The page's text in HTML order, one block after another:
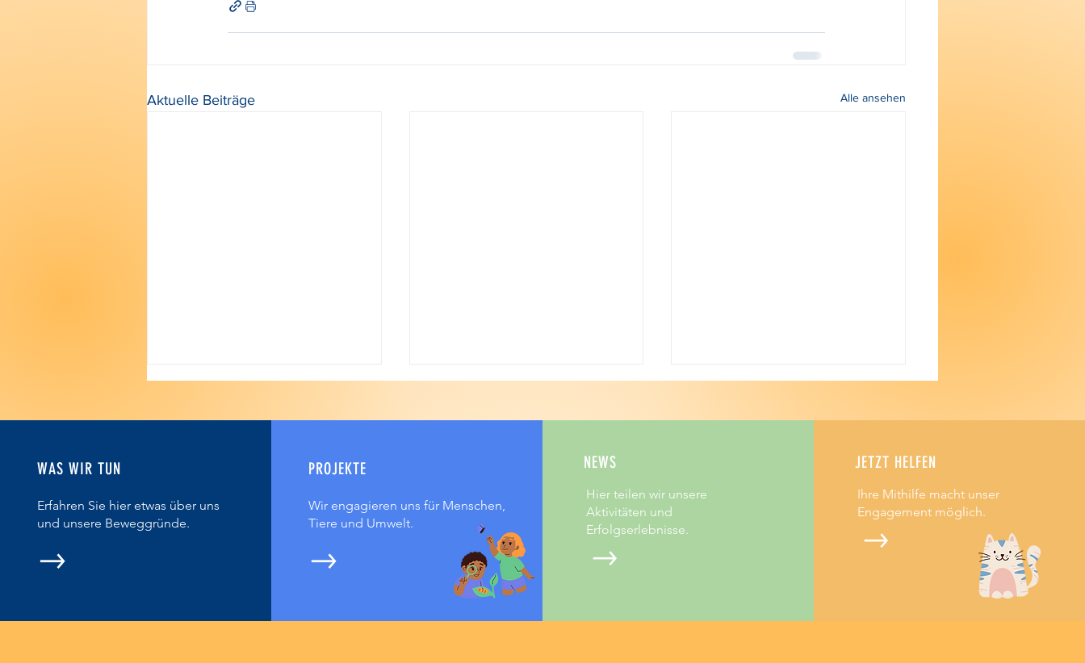
Aktuelle Beiträge Alle ansehen
21 Jahre Liebe, Schutz und Fürsorge für
Entscheide dich mit deinem Herzen ❤️
WAS WIR TUN
Erfahren Sie hier etwas über uns
und unsere Beweggründe.
PROJEKTE
Wir engagieren uns für Menschen,
Tiere und Umwelt.
NEWS
Hier teilen wir unsere
Aktivitäten und
Erfolgserlebnisse.
JETZT HELFEN
Ihre Mithilfe macht unser
Engagement möglich.